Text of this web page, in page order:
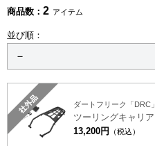
商品数： 2 アイテム
並び順：
ダートフリーク「DRC」
ツーリングキャリア
13,200円
（税込）